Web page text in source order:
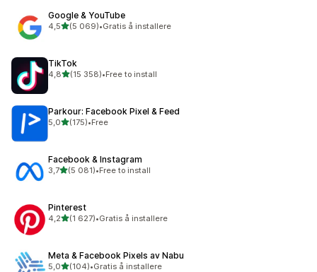
Google & YouTube
4,5av 5 stjerner
(5 069)
Totalt 5069 omtaler
•Gratis å installere
TikTok
4,8av 5 stjerner
(15 358)
Totalt 15358 omtaler
•Free to install
Parkour: Facebook Pixel & Feed
5,0av 5 stjerner
(175)
Totalt 175 omtaler
•Free
Facebook & Instagram
3,7av 5 stjerner
(5 081)
Totalt 5081 omtaler
•Free to install
Pinterest
4,2av 5 stjerner
(1 627)
Totalt 1627 omtaler
•Gratis å installere
Meta & Facebook Pixels av Nabu
5,0av 5 stjerner
(104)•Gratis å installere